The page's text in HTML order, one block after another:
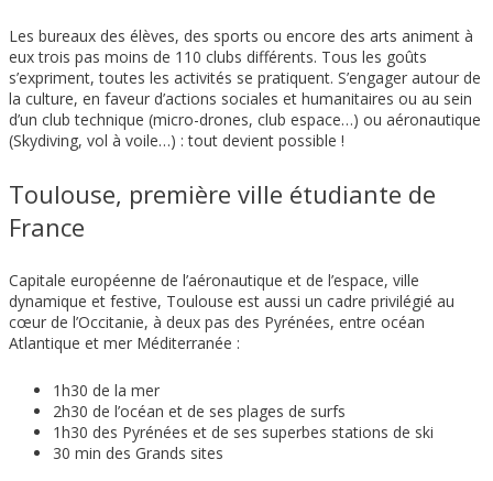
Les bureaux des élèves, des sports ou encore des arts animent à
eux trois pas moins de 110 clubs différents. Tous les goûts
s’expriment, toutes les activités se pratiquent. S’engager autour de
la culture, en faveur d’actions sociales et humanitaires ou au sein
d’un club technique (micro-drones, club espace…) ou aéronautique
(Skydiving, vol à voile…) : tout devient possible !
Toulouse, première ville étudiante de
France
Capitale européenne de l’aéronautique et de l’espace, ville
dynamique et festive, Toulouse est aussi un cadre privilégié au
cœur de l’Occitanie, à deux pas des Pyrénées, entre océan
Atlantique et mer Méditerranée :
1h30 de la mer
2h30 de l’océan et de ses plages de surfs
1h30 des Pyrénées et de ses superbes stations de ski
30 min des Grands sites